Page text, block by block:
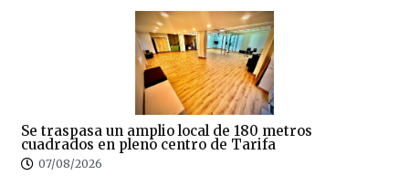
Se traspasa un amplio local de 180 metros
cuadrados en pleno centro de Tarifa
07/08/2026